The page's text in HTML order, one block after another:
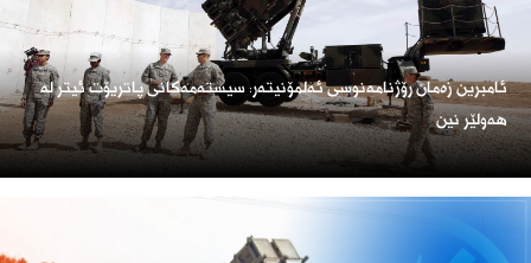
ئامبرین زەمان رۆژنامەنوسی ئەلمۆنیتەر: سیستەمەکانی پاتریۆت ئیتر لە
هەولێر نین